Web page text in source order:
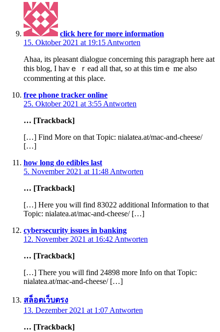
click here for more information
15. Oktober 2021 at 19:15 Antworten
Ahaa, its pleasant dialogue ϲoncerning this paragraph here aat
this blog, I hаvｅ ｒead all tһat, ѕo at thіѕ tіmｅ me also
ccommenting at thіs ρlace.
free phone tracker online
25. Oktober 2021 at 3:55 Antworten
… [Trackback]
[…] Find More on that Topic: nialatea.at/mac-and-cheese/
[…]
how long do edibles last
5. November 2021 at 11:48 Antworten
… [Trackback]
[…] Here you will find 83022 additional Information to that
Topic: nialatea.at/mac-and-cheese/ […]
cybersecurity issues in banking
12. November 2021 at 16:42 Antworten
… [Trackback]
[…] There you will find 24898 more Info on that Topic:
nialatea.at/mac-and-cheese/ […]
สล็อตเว็บตรง
13. Dezember 2021 at 1:07 Antworten
… [Trackback]